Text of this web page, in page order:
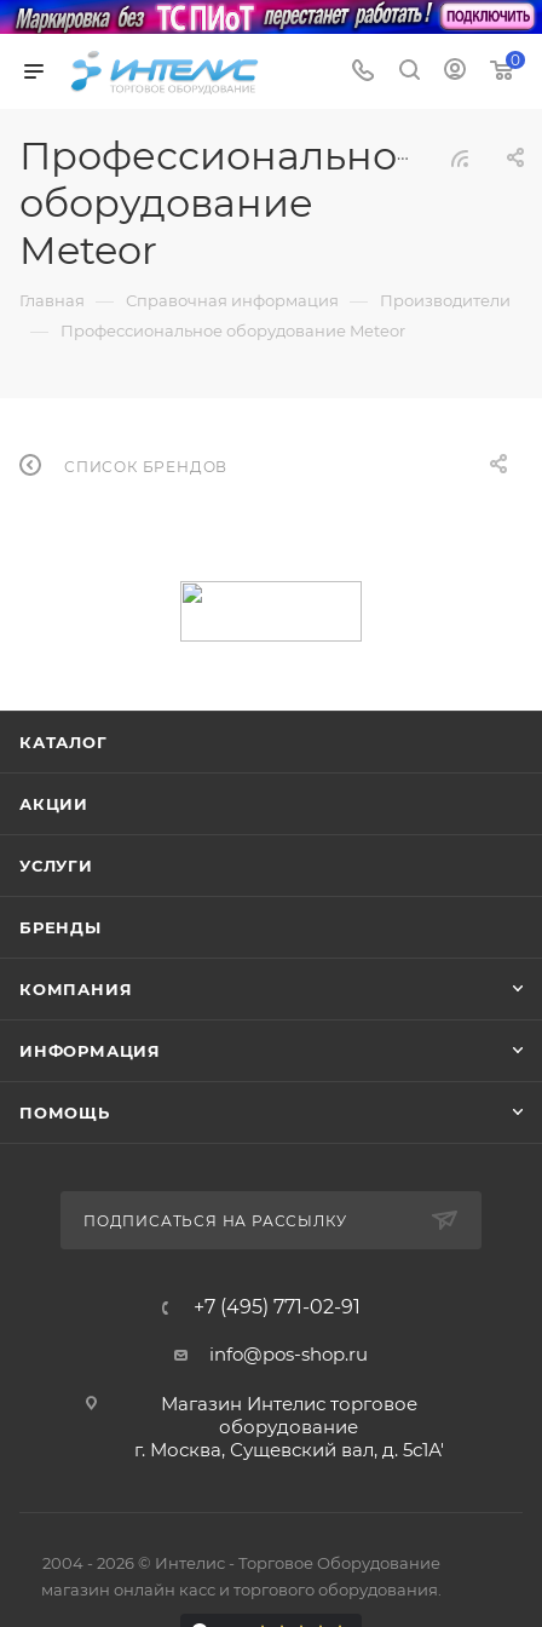
0
Профессиональное
оборудование
Meteor
Главная — Справочная информация — Производители
— Профессиональное оборудование Meteor
СПИСОК БРЕНДОВ
КАТАЛОГ
АКЦИИ
УСЛУГИ
БРЕНДЫ
КОМПАНИЯ
ИНФОРМАЦИЯ
ПОМОЩЬ
ПОДПИСАТЬСЯ НА РАССЫЛКУ
+7 (495) 771-02-91
info@pos-shop.ru
Магазин Интелис торговое
оборудование
г. Москва, Сущевский вал, д. 5с1А'
2004 - 2026 © Интелис - Торговое Оборудование
магазин онлайн касс и торгового оборудования.